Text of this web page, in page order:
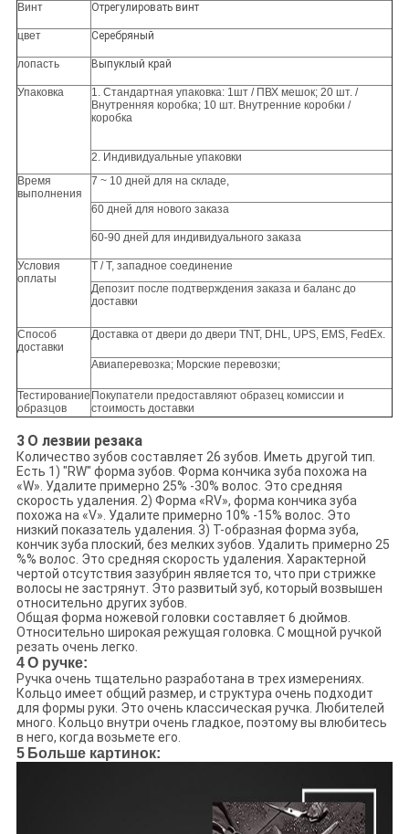
Винт Отрегулировать винт
цвет Серебряный
лопасть Выпуклый край
Упаковка 1. Стандартная упаковка: 1шт / ПВХ мешок; 20 шт. /
Внутренняя коробка; 10 шт. Внутренние коробки /
коробка
2. Индивидуальные упаковки
Время
выполнения
7 ~ 10 дней для на складе,
60 дней для нового заказа
60-90 дней для индивидуального заказа
Условия
оплаты
Т / Т, западное соединение
Депозит после подтверждения заказа и баланс до
доставки
Способ
доставки
Доставка от двери до двери TNT, DHL, UPS, EMS, FedEx.
Авиаперевозка; Морские перевозки;
Тестирование
образцов
Покупатели предоставляют образец комиссии и
стоимость доставки
3 О лезвии резака
Количество зубов составляет 26 зубов. Иметь другой тип.
Есть 1) "RW" форма зубов. Форма кончика зуба похожа на
«W». Удалите примерно 25% -30% волос. Это средняя
скорость удаления. 2) Форма «RV», форма кончика зуба
похожа на «V». Удалите примерно 10% -15% волос. Это
низкий показатель удаления. 3) Т-образная форма зуба,
кончик зуба плоский, без мелких зубов. Удалить примерно 25
%% волос. Это средняя скорость удаления. Характерной
чертой отсутствия зазубрин является то, что при стрижке
волосы не застрянут. Это развитый зуб, который возвышен
относительно других зубов.
Общая форма ножевой головки составляет 6 дюймов.
Относительно широкая режущая головка. С мощной ручкой
резать очень легко.
4О ручке:
Ручка очень тщательно разработана в трех измерениях.
Кольцо имеет общий размер, и структура очень подходит
для формы руки. Это очень классическая ручка. Любителей
много. Кольцо внутри очень гладкое, поэтому вы влюбитесь
в него, когда возьмете его.
5 Больше картинок: